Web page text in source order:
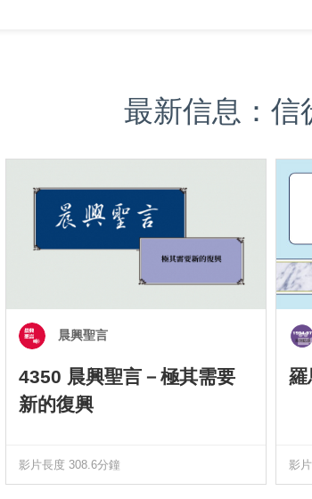
最新信息：信
晨興聖言
4350 晨興聖言－極其需要
新的復興
影片長度 308.6分鐘
羅
影